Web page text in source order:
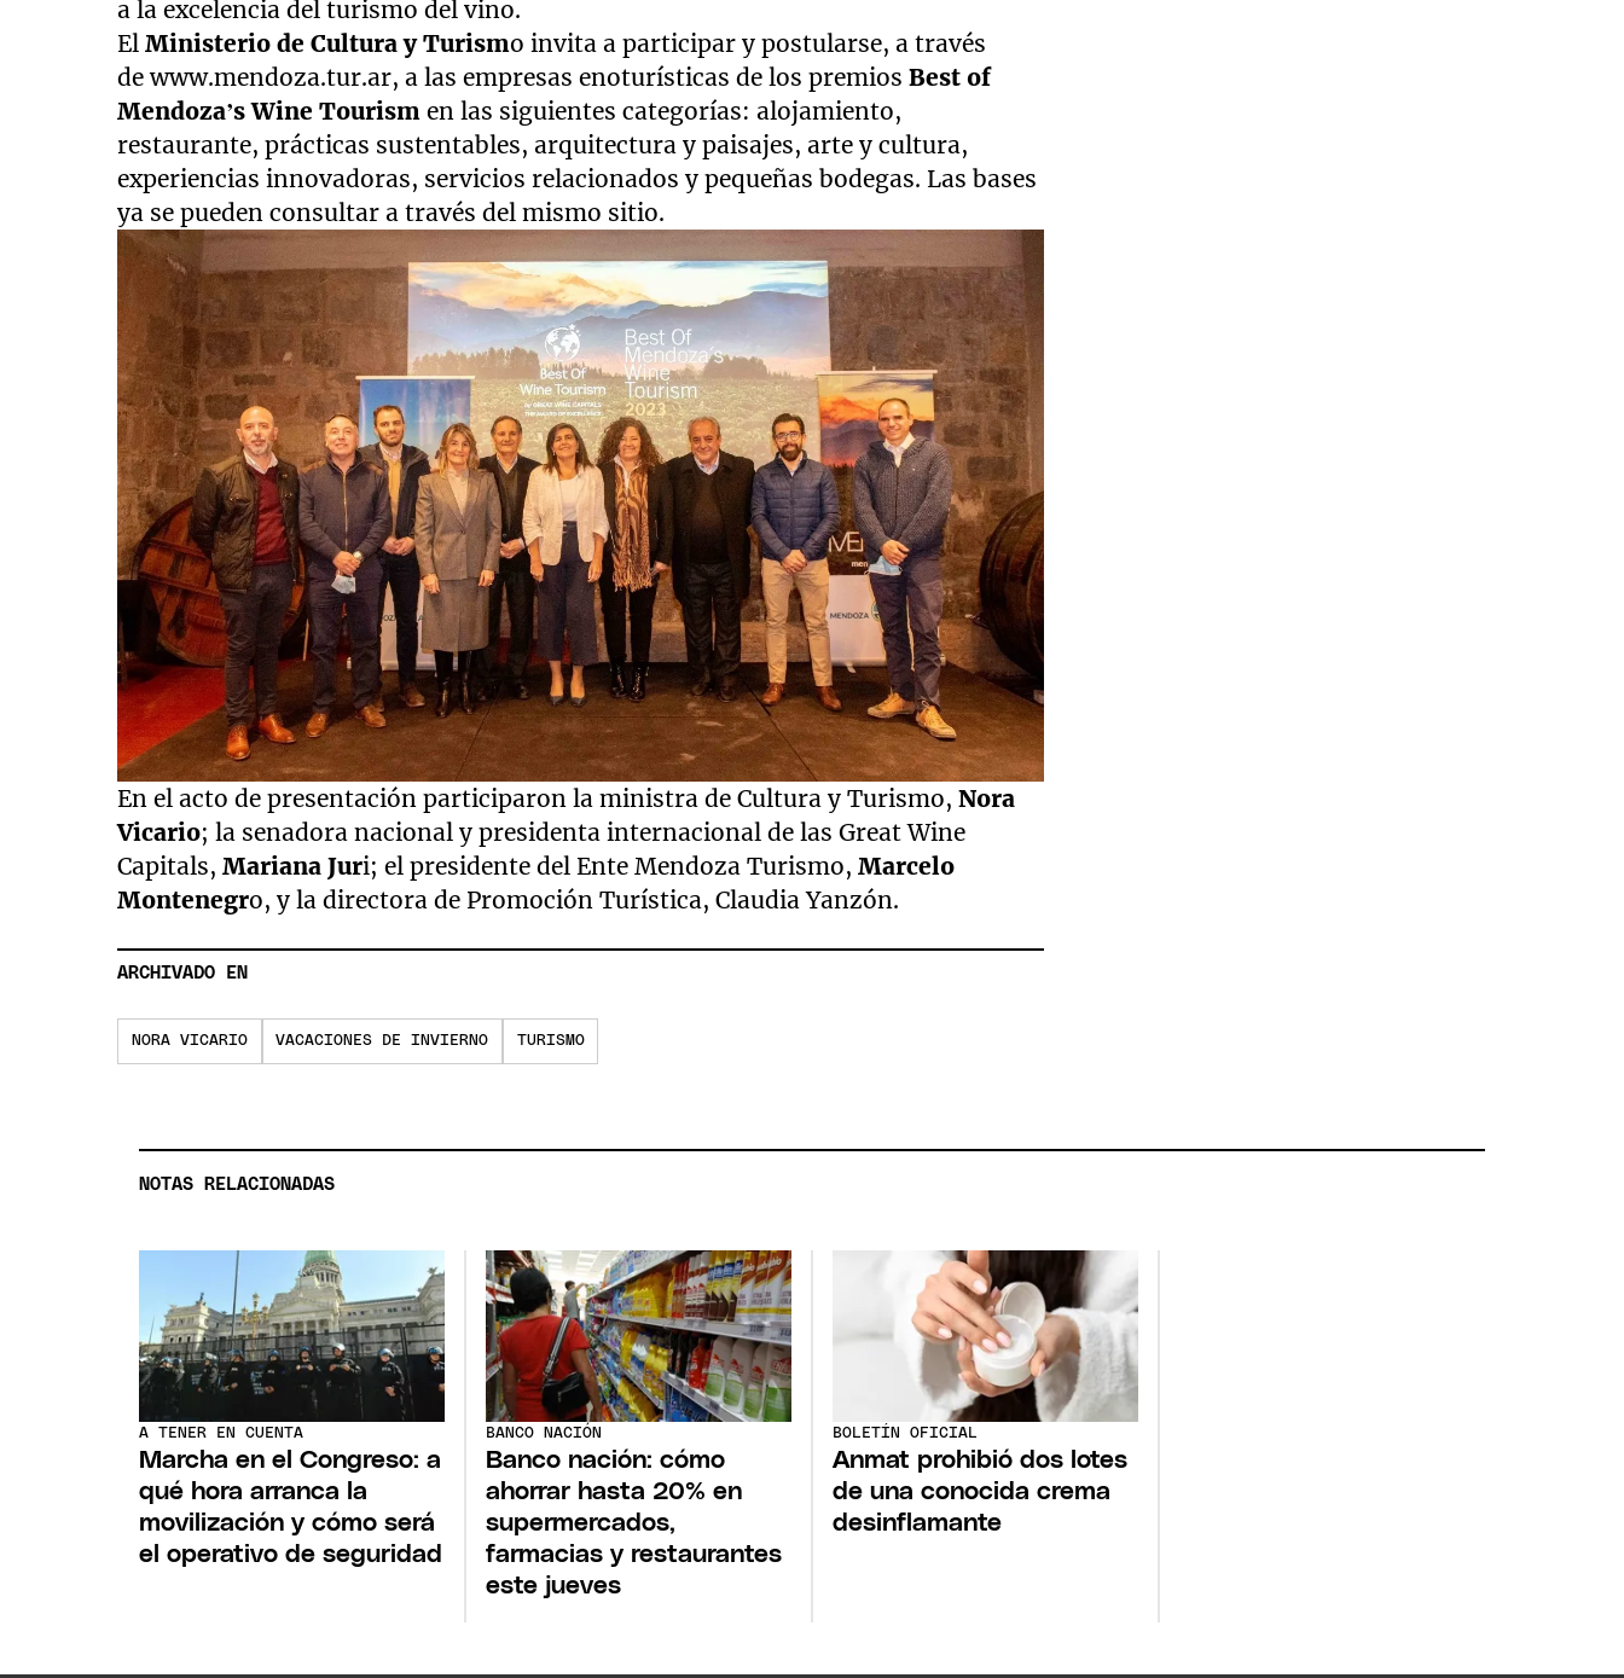
a la excelencia del turismo del vino.
ElMinisterio de Cultura y Turismo invita a participar y postularse, a través
de www.mendoza.tur.ar, a las empresas enoturísticas de los premiosBest of
Mendoza’s Wine Tourism en las siguientes categorías: alojamiento,
restaurante, prácticas sustentables, arquitectura y paisajes, arte y cultura,
experiencias innovadoras, servicios relacionados y pequeñas bodegas. Las bases
ya se pueden consultar a través del mismo sitio.
En el acto de presentación participaron la ministra de Cultura y Turismo,Nora
Vicario; la senadora nacional y presidenta internacional de las Great Wine
Capitals,Mariana Juri; el presidente del Ente Mendoza Turismo,Marcelo
Montenegro, y la directora de Promoción Turística, Claudia Yanzón.
ARCHIVADO EN
NORA VICARIO VACACIONES DE INVIERNO TURISMO
NOTAS RELACIONADAS
A TENER EN CUENTA
Marcha en el Congreso: a
qué hora arranca la
movilización y cómo será
el operativo de seguridad
BANCO NACIÓN
Banco nación: cómo
ahorrar hasta 20% en
supermercados,
farmacias y restaurantes
este jueves
BOLETÍN OFICIAL
Anmat prohibió dos lotes
de una conocida crema
desinflamante